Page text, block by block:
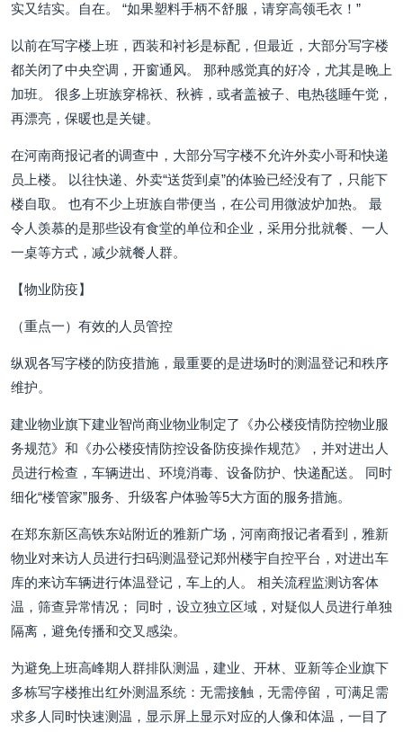
实又结实。自在。 “如果塑料手柄不舒服，请穿高领毛衣！”
以前在写字楼上班，西装和衬衫是标配，但最近，大部分写字楼
都关闭了中央空调，开窗通风。 那种感觉真的好冷，尤其是晚上
加班。 很多上班族穿棉袄、秋裤，或者盖被子、电热毯睡午觉，
再漂亮，保暖也是关键。
在河南商报记者的调查中，大部分写字楼不允许外卖小哥和快递
员上楼。 以往快递、外卖“送货到桌”的体验已经没有了，只能下
楼自取。 也有不少上班族自带便当，在公司用微波炉加热。 最
令人羡慕的是那些设有食堂的单位和企业，采用分批就餐、一人
一桌等方式，减少就餐人群。
【物业防疫】
（重点一）有效的人员管控
纵观各写字楼的防疫措施，最重要的是进场时的测温登记和秩序
维护。
建业物业旗下建业智尚商业物业制定了《办公楼疫情防控物业服
务规范》和《办公楼疫情防控设备防疫操作规范》，并对进出人
员进行检查，车辆进出、环境消毒、设备防护、快递配送。 同时
细化“楼管家”服务、升级客户体验等5大方面的服务措施。
在郑东新区高铁东站附近的雅新广场，河南商报记者看到，雅新
物业对来访人员进行扫码测温登记郑州楼宇自控平台，对进出车
库的来访车辆进行体温登记，车上的人。 相关流程监测访客体
温，筛查异常情况； 同时，设立独立区域，对疑似人员进行单独
隔离，避免传播和交叉感染。
为避免上班高峰期人群排队测温，建业、开林、亚新等企业旗下
多栋写字楼推出红外测温系统：无需接触，无需停留，可满足需
求多人同时快速测温，显示屏上显示对应的人像和体温，一目了